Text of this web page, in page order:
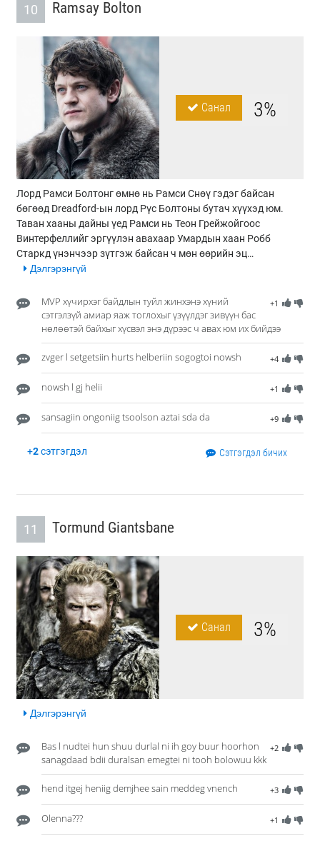
10 Ramsay Bolton
Санал 3%
Лорд Рамси Болтонг өмнө нь Рамси Снөү гэдэг байсан
бөгөөд Dreadford-ын лорд Рүс Болтоны бутач хүүхэд юм.
Таван хааны дайны үед Рамси нь Теон Грейжойгоос
Винтерфеллийг эргүүлэн авахаар Умардын хаан Робб
Старкд үнэнчээр зүтгэж байсан ч мөн өөрийн эц…
Дэлгэрэнгүй
+1
MVP хүчирхэг байдлын туйл жинхэнэ хүний
сэтгэлзүй амиар яаж тоглохыг үзүүлдэг зивүүн бас
нөлөөтэй байхыг хүсвэл энэ дүрээс ч авах юм их бийдээ
+4
zvger l setgetsiin hurts helberiin sogogtoi nowsh
+1
nowsh l gj helii
+9
sansagiin ongoniig tsoolson aztai sda da
+2сэтгэгдэл Сэтгэгдэл бичих
11 Tormund Giantsbane
Санал 3%
Дэлгэрэнгүй
+2
Bas l nudtei hun shuu durlal ni ih goy buur hoorhon
sanagdaad bdii duralsan emegtei ni tooh bolowuu kkk
+3
hend itgej heniig demjhee sain meddeg vnench
+1
Olenna???